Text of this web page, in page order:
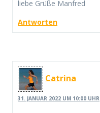
liebe Grüße Manfred
Antworten
Catrina
31. JANUAR 2022 UM 10:00 UHR